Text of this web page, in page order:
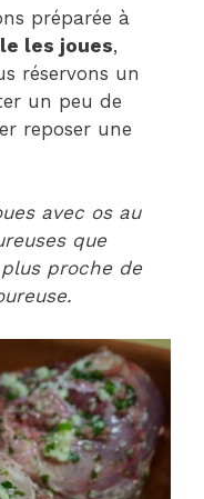
préparée à
les joues,
réservons un
un peu de
reposer une
avec os au
que
proche de